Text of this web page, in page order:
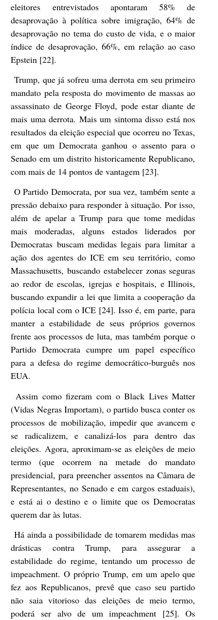
eleitores entrevistados apontaram 58% de
desaprovação à política sobre imigração, 64% de
desaprovação no tema do custo de vida, e o maior
índice de desaprovação, 66%, em relação ao caso
Epstein [22].
Trump, que já sofreu uma derrota em seu primeiro
mandato pela resposta do movimento de massas ao
assassinato de George Floyd, pode estar diante de
mais uma derrota. Mais um sintoma disso está nos
resultados da eleição especial que ocorreu no Texas,
em que um Democrata ganhou o assento para o
Senado em um distrito historicamente Republicano,
com mais de 14 pontos de vantagem [23].
O Partido Democrata, por sua vez, também sente a
pressão debaixo para responder à situação. Por isso,
além de apelar a Trump para que tome medidas
mais moderadas, alguns estados liderados por
Democratas buscam medidas legais para limitar a
ação dos agentes do ICE em seu território, como
Massachusetts, buscando estabelecer zonas seguras
ao redor de escolas, igrejas e hospitais, e Illinois,
buscando expandir a lei que limita a cooperação da
polícia local com o ICE [24]. Isso é, em parte, para
manter a estabilidade de seus próprios governos
frente aos processos de luta, mas também porque o
Partido Democrata cumpre um papel específico
para a defesa do regime democrático-burguês nos
EUA.
Assim como fizeram com o Black Lives Matter
(Vidas Negras Importam), o partido busca conter os
processos de mobilização, impedir que avancem e
se radicalizem, e canalizá-los para dentro das
eleições. Agora, aproximam-se as eleições de meio
termo (que ocorrem na metade do mandato
presidencial, para preencher assentos na Câmara de
Representantes, no Senado e em cargos estaduais),
e está ai o destino e o limite que os Democratas
querem dar às lutas.
Há ainda a possibilidade de tomarem medidas mas
drásticas contra Trump, para assegurar a
estabilidade do regime, tentando um processo de
impeachment. O próprio Trump, em um apelo que
fez aos Republicanos, prevê que caso seu partido
não saia vitorioso das eleições de meio termo,
poderá ser alvo de um impeachment [25]. Os